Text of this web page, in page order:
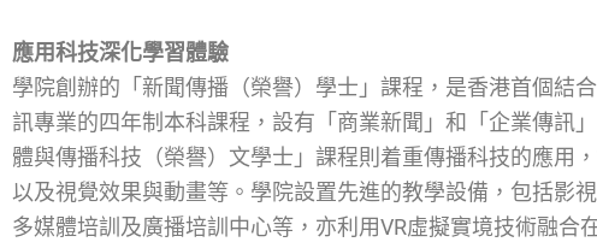
應用科技深化學習體驗
學院創辦的「新聞傳播（榮譽）學士」課程，是香港首個結
訊專業的四年制本科課程，設有「商業新聞」和「企業傳訊
體與傳播科技（榮譽）文學士」課程則着重傳播科技的應用
以及視覺效果與動畫等。學院設置先進的教學設備，包括影
多媒體培訓及廣播培訓中心等，亦利用VR虛擬實境技術融合